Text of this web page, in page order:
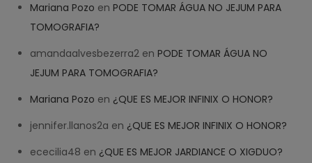
Mariana Pozo enPODE TOMAR ÁGUA NO JEJUM PARA
TOMOGRAFIA?
amandaalvesbezerra2 enPODE TOMAR ÁGUA NO
JEJUM PARA TOMOGRAFIA?
Mariana Pozo en ¿QUE ES MEJOR INFINIX O HONOR?
jennifer.llanos2a en ¿QUE ES MEJOR INFINIX O HONOR?
ececilia48 en ¿QUE ES MEJOR JARDIANCE O XIGDUO?